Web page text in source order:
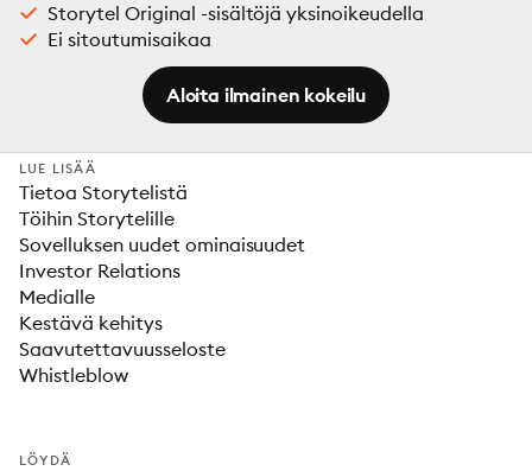
Storytel Original -sisältöjä yksinoikeudella
Ei sitoutumisaikaa
Aloita ilmainen kokeilu
LUE LISÄÄ
Tietoa Storytelistä
Töihin Storytelille
Sovelluksen uudet ominaisuudet
Investor Relations
Medialle
Kestävä kehitys
Saavutettavuusseloste
Whistleblow
LÖYDÄ